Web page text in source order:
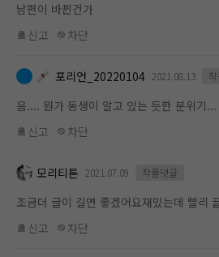
남편이 바뀐건가
신고
차단
포리언_20220104 2021.08.13
음.... 뭔가 동생이 알고 있는 듯한 분위기...
신고
차단
모리티톤 2021.07.09 작품댓글
조금더 글이 길면 좋겠어요재밌는데 빨리
신고
차단